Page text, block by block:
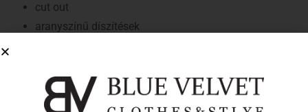
cut out
aranyszínű díszítések
ujjatlan
rövid derekú